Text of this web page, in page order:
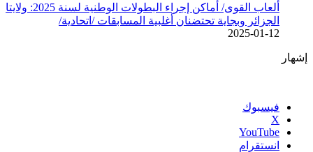
ألعاب القوى/ أماكن إجراء البطولات الوطنية لسنة 2025: ولايتا
الجزائر وبجاية تحتضنان أغلبية المسابقات /اتحادية/
2025-01-12
إشهار
فيسبوك
‫X
‫YouTube
انستقرام